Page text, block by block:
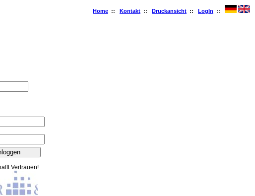
Home :: Kontakt :: Druckansicht :: LogIn ::
Vertrauen!